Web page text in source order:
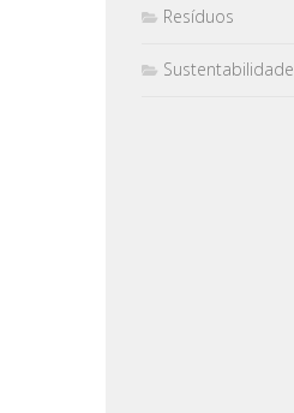
Resíduos
Sustentabilidade